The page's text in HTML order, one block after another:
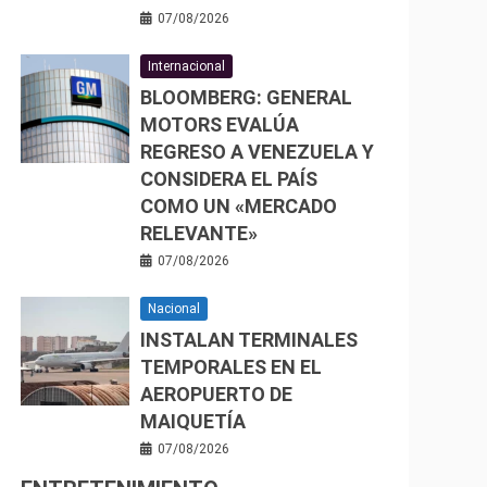
07/08/2026
Internacional
BLOOMBERG: GENERAL
MOTORS EVALÚA
REGRESO A VENEZUELA Y
CONSIDERA EL PAÍS
COMO UN «MERCADO
RELEVANTE»
07/08/2026
Nacional
INSTALAN TERMINALES
TEMPORALES EN EL
AEROPUERTO DE
MAIQUETÍA
07/08/2026